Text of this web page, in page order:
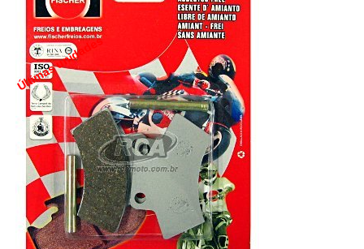
Últimas unidades